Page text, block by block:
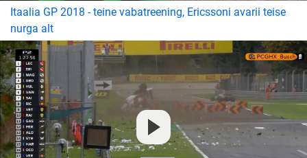
Itaalia GP 2018 - teine vabatreening, Ericssoni avarii teise
nurga alt